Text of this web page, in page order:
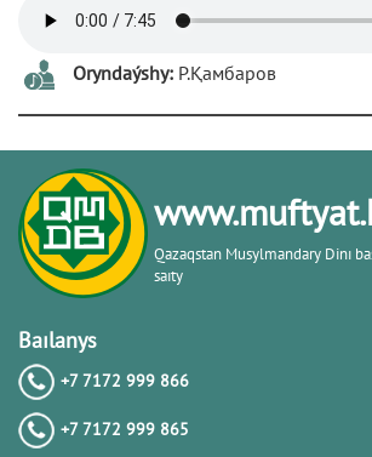
Oryndaýshy: Р.Қамбаров
Qazaqstan Musylmandary Dіnı
saıty
Baılanys
+7 7172 999 866
+7 7172 999 865